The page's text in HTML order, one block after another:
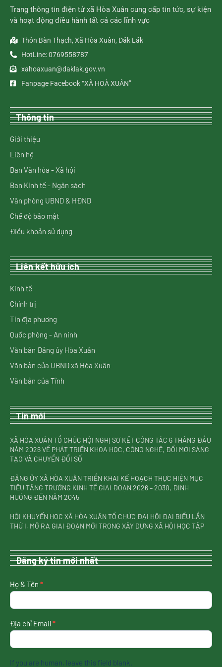
Trang thông tin điện tử xã Hòa Xuân cung cấp tin tức, sự kiện
và hoạt động điều hành tất cả các lĩnh vực
Thôn Bàn Thạch, Xã Hòa Xuân, Đắk Lắk
HotLine: 0769558787
xahoaxuan@daklak.gov.vn
Fanpage Facebook “XÃ HOÀ XUÂN”
Thông tin
Giới thiệu
Liên hệ
Ban Văn hóa - Xã hội
Ban Kinh tế - Ngân sách
Văn phòng UBND & HĐND
Chế độ bảo mật
Điều khoản sử dụng
Liên kết hữu ích
Kinh tế
Chính trị
Tin địa phương
Quốc phòng - An ninh
Văn bản Đảng ủy Hòa Xuân
Văn bản của UBND xã Hòa Xuân
Văn bản của Tỉnh
Tin mới
XÃ HÒA XUÂN TỔ CHỨC HỘI NGHỊ SƠ KẾT CÔNG TÁC 6 THÁNG ĐẦU
NĂM 2026 VỀ PHÁT TRIỂN KHOA HỌC, CÔNG NGHỆ, ĐỔI MỚI SÁNG
TẠO VÀ CHUYỂN ĐỔI SỐ
ĐẢNG ỦY XÃ HÒA XUÂN TRIỂN KHAI KẾ HOẠCH THỰC HIỆN MỤC
TIÊU TĂNG TRƯỞNG KINH TẾ GIAI ĐOẠN 2026 – 2030, ĐỊNH
HƯỚNG ĐẾN NĂM 2045
HỘI KHUYẾN HỌC XÃ HÒA XUÂN TỔ CHỨC ĐẠI HỘI ĐẠI BIỂU LẦN
THỨ I, MỞ RA GIAI ĐOẠN MỚI TRONG XÂY DỰNG XÃ HỘI HỌC TẬP
Đăng ký tin mới nhất
nhận
tin
nhất
Họ & Tên *
Địa chỉ Email*
If you are human, leave this field blank.